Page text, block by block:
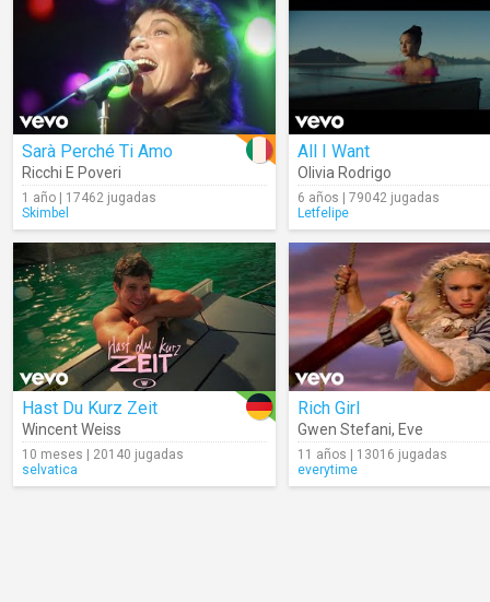
Sarà Perché Ti Amo
Ricchi E Poveri
1 año | 17462 jugadas
Skimbel
All I Want
Olivia Rodrigo
6 años | 79042 jugadas
Letfelipe
Hast Du Kurz Zeit
Wincent Weiss
10 meses | 20140 jugadas
selvatica
Rich Girl
Gwen Stefani, Eve
11 años | 13016 jugadas
everytime